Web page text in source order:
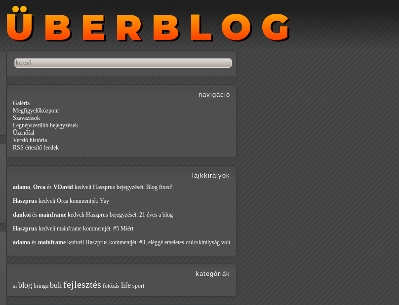
ÜBERBLOG
ÜBERBLOG
navigáció
Galéria
Megfigyelőközpont
Szavazások
Legnépszerűbb bejegyzések
Üzenőfal
Verzió história
RSS értesítő feedek
lájkkirályok
adamo, Orca és VDavid kedveli Haszprus bejegyzését: Blog fixed!
Haszprus kedveli Orca kommentjét: Yay
dankoi és mainframe kedveli Haszprus bejegyzését: 21 éves a blog
Haszprus kedveli mainframe kommentjét: #5 Miért
adamo és mainframe kedveli Haszprus kommentjét: #3, eléggé emeletes csúcskirályság volt
kategóriák
ai blog bringa buli fejlesztés fotózás life sport